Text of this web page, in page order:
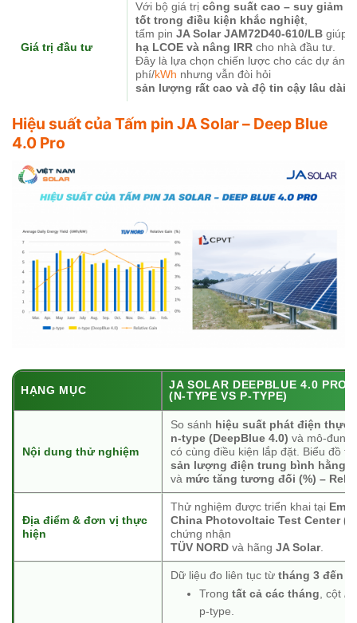
Giá trị đầu tư
Với bộ giá trị công suất cao – suy giảm
tốt trong điều kiện khắc nghiệt,
tấm pin JA Solar JAM72D40-610/LB giúp
hạ LCOE và nâng IRR cho nhà đầu tư.
Đây là lựa chọn chiến lược cho các dự án
phí/kWh nhưng vẫn đòi hỏi
sản lượng rất cao và độ tin cậy lâu dài
Hiệu suất của Tấm pin JA Solar – Deep Blue
4.0 Pro
HẠNG MỤC
JA SOLAR DEEPBLUE 4.0 PRO
(N-TYPE VS P-TYPE)
Nội dung thử nghiệm
So sánh hiệu suất phát điện thực
n-type (DeepBlue 4.0) và mô-đun
có cùng điều kiện lắp đặt. Biểu đồ
sản lượng điện trung bình hằng
và mức tăng tương đối (%) –
Địa điểm & đơn vị thực
hiện
Thử nghiệm được triển khai tại
China Photovoltaic Test Center
chứng nhận
TÜV NORD và hãng JA Solar.
Dữ liệu đo liên tục từ tháng 3 đến
Trong tất cả các tháng , cột n-
p-type.